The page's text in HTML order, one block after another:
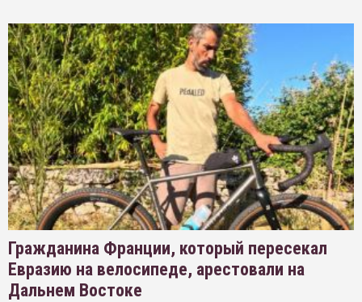
Гражданина Франции, который пересекал
Евразию на велосипеде, арестовали на
Дальнем Востоке